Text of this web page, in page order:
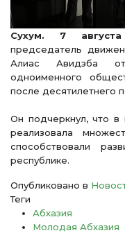
Сухум. 7
председатель
Алиас Авидзба
одноименного
после десятилетнего
Он подчеркнул, что
реализовала
способствовали
республике.
Опубликовано в
Теги
Абхазия
Молодая Абхазия